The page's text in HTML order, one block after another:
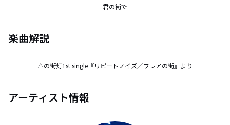
君の街で
楽曲解説
△の街灯1st single『リピートノイズ／フレアの街』より
アーティスト情報